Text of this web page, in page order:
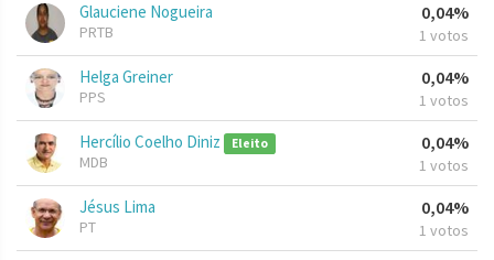
Glauciene Nogueira
PRTB
0,04%
1 votos
Helga Greiner
PPS
0,04%
1 votos
Hercílio Coelho Diniz Eleito
MDB
0,04%
1 votos
Jésus Lima
PT
0,04%
1 votos